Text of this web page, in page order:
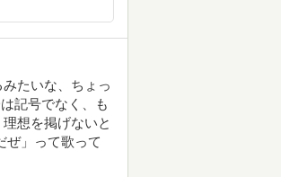
たいな、ちょっ
記号でなく、も
想を掲げないと
ぜ」って歌って